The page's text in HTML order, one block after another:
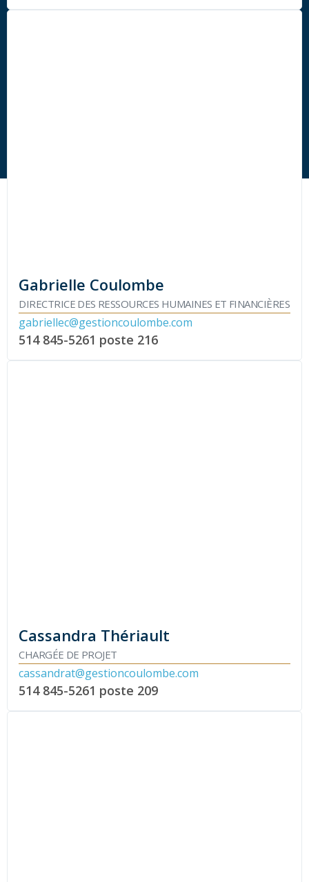
Gabrielle Coulombe
DIRECTRICE DES RESSOURCES HUMAINES ET FINANCIÈRES
gabriellec@gestioncoulombe.com
514 845-5261 poste 216
Cassandra Thériault
CHARGÉE DE PROJET
cassandrat@gestioncoulombe.com
514 845-5261 poste 209